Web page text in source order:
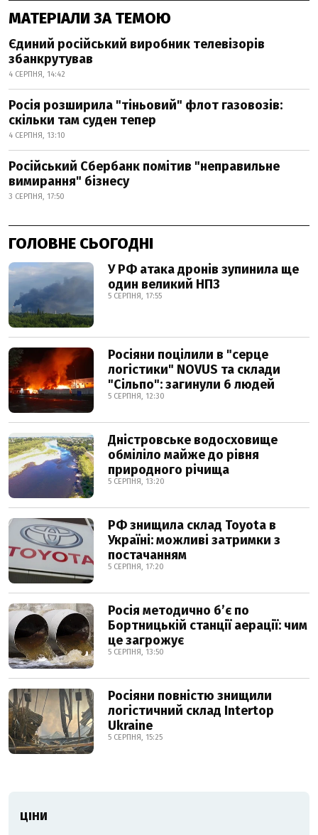
МАТЕРІАЛИ ЗА ТЕМОЮ
Єдиний російський виробник телевізорів
збанкрутував
4 СЕРПНЯ, 14:42
Росія розширила "тіньовий" флот газовозів:
скільки там суден тепер
4 СЕРПНЯ, 13:10
Російський Сбербанк помітив "неправильне
вимирання" бізнесу
3 СЕРПНЯ, 17:50
ГОЛОВНЕ СЬОГОДНІ
У РФ атака дронів зупинила ще
один великий НПЗ
5 СЕРПНЯ, 17:55
Росіяни поцілили в "серце
логістики" NOVUS та склади
"Сільпо": загинули 6 людей
5 СЕРПНЯ, 12:30
Дністровське водосховище
обміліло майже до рівня
природного річища
5 СЕРПНЯ, 13:20
РФ знищила склад Toyota в
Україні: можливі затримки з
постачанням
5 СЕРПНЯ, 17:20
Росія методично б’є по
Бортницькій станції аерації: чим
це загрожує
5 СЕРПНЯ, 13:50
Росіяни повністю знищили
логістичний склад Intertop
Ukraine
5 СЕРПНЯ, 15:25
ЦІНИ